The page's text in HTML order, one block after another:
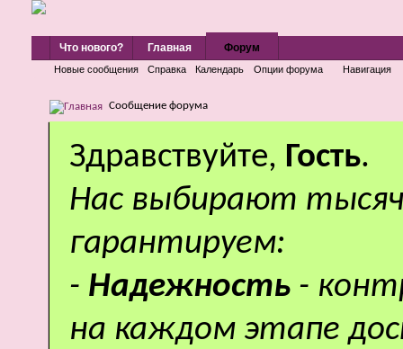
Что нового? Главная Форум
Новые сообщения Справка Календарь Опции форума Навигация
Сообщение форума
Здравствуйте, Гость.
Нас выбирают
гарантируем:
- Надежность -
на каждом этапе